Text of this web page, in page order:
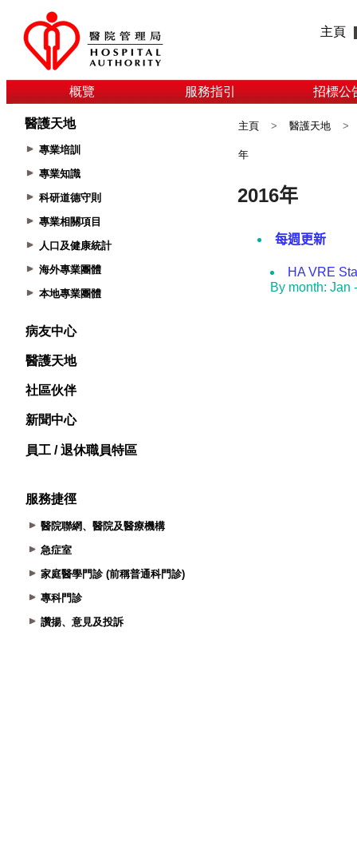
主頁
概覽 服務指引 招標公
醫護天地
專業培訓
專業知識
科研道德守則
專業相關項目
人口及健康統計
海外專業團體
本地專業團體
病友中心
醫護天地
社區伙伴
新聞中心
員工 / 退休職員特區
服務捷徑
醫院聯網、醫院及醫療機構
急症室
家庭醫學門診 (前稱普通科門診)
專科門診
讚揚、意見及投訴
主頁 > 醫護天地 >
年